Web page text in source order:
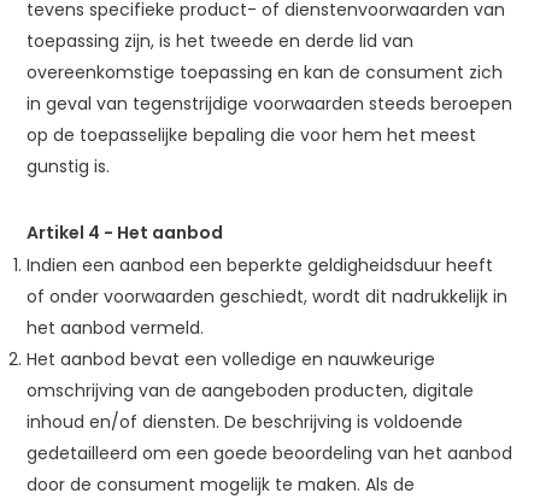
tevens specifieke product- of dienstenvoorwaarden van
toepassing zijn, is het tweede en derde lid van
overeenkomstige toepassing en kan de consument zich
in geval van tegenstrijdige voorwaarden steeds beroepen
op de toepasselijke bepaling die voor hem het meest
gunstig is.
Artikel 4 - Het aanbod
Indien een aanbod een beperkte geldigheidsduur heeft
of onder voorwaarden geschiedt, wordt dit nadrukkelijk in
het aanbod vermeld.
Het aanbod bevat een volledige en nauwkeurige
omschrijving van de aangeboden producten, digitale
inhoud en/of diensten. De beschrijving is voldoende
gedetailleerd om een goede beoordeling van het aanbod
door de consument mogelijk te maken. Als de